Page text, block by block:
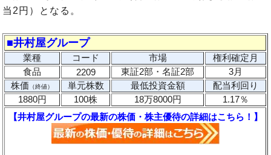
当2円）となる。
■井村屋グループ
業種 コード 市場
権利確定月
食品
2209 東証2部・名証2部
3月
株価
（終値） 単元株数 最低投資金額
配当利回り
1880円
100株 18万8000円
1.17％
【井村屋グループの最新の株価・株主優待の詳細はこちら！】